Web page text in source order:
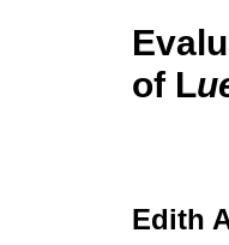
of L
Edith